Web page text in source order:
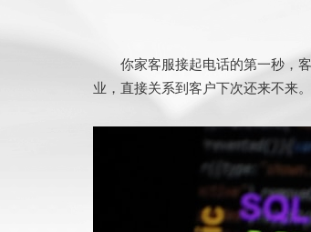
你家客服接起电话的第一秒，客
业，直接关系到客户下次还来不来。